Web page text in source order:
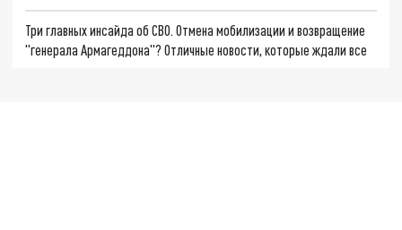
Три главных инсайда об СВО. Отмена мобилизации и возвращение
"генерала Армагеддона"? Отличные новости, которые ждали все